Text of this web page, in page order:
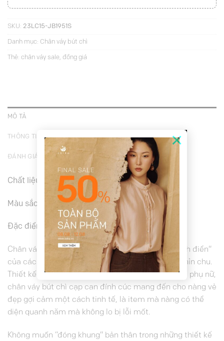
×
SKU: 23LC15-JB1951S
Danh mục: Chân váy bút chì
Thẻ: chân váy sale, đồng giá
MÔ TẢ
THÔNG TIN BỔ SUNG
ĐÁNH GIÁ (9)
Chất liệu Tuytsi
Màu sắc Vàng, Xanh lá
Đặc điểm nổi bật
Chân váy bút chì luôn được coi như một item “kinh điển”
của các cô nàng công sở bởi vẻ đẹp thanh lịch, chỉn chu.
Thiết kế ôm trọn lấy đường cong tinh tế của người phụ nữ,
chân váy bút chì cạp can đính cúc mang đến cho nàng vẻ
đẹp gợi cảm một cách tinh tế, là item mà nàng có thể
diện quanh năm mà không lo bị lỗi mốt.
Không muốn “đóng khung” bản thân trong những thiết kế